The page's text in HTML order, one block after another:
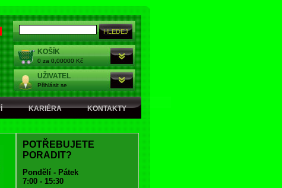
KOŠÍK
0 za 0,00000 Kč
UŽIVATEL
Přihlásit se
KARIÉRA KONTAKTY
POTŘEBUJETE
PORADIT?
Pondělí - Pátek
7:00 - 15:30